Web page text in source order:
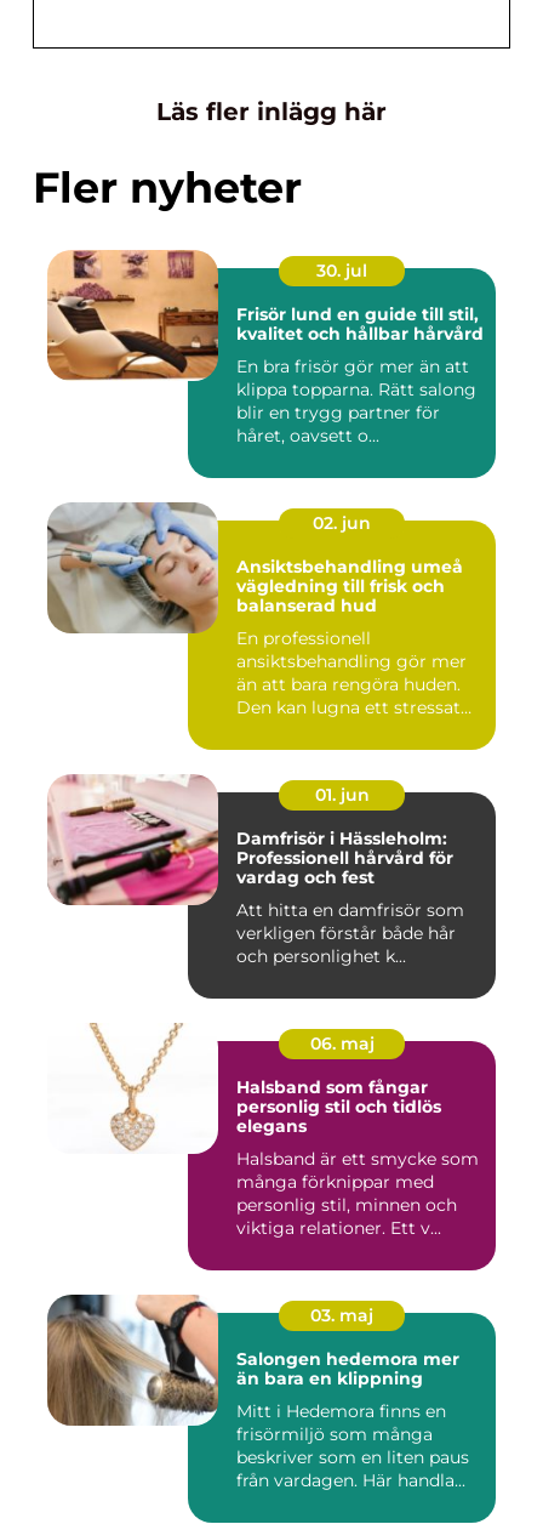
Läs fler inlägg här
Fler nyheter
30. jul
Frisör lund en guide till stil,
kvalitet och hållbar hårvård
En bra frisör gör mer än att
klippa topparna. Rätt salong
blir en trygg partner för
håret, oavsett o...
02. jun
Ansiktsbehandling umeå
vägledning till frisk och
balanserad hud
En professionell
ansiktsbehandling gör mer
än att bara rengöra huden.
Den kan lugna ett stressat
01. jun
Damfrisör i Hässleholm:
Professionell hårvård för
vardag och fest
Att hitta en damfrisör som
verkligen förstår både hår
och personlighet k...
06. maj
Halsband som fångar
personlig stil och tidlös
elegans
Halsband är ett smycke som
många förknippar med
personlig stil, minnen och
viktiga relationer. Ett v...
03. maj
Salongen hedemora mer
än bara en klippning
Mitt i Hedemora finns en
frisörmiljö som många
beskriver som en liten paus
från vardagen. Här handla...